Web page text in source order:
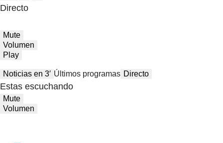
Directo
Mute
Volumen
Play
Noticias en 3′ Últimos programas Directo
Estas escuchando
Mute
Volumen